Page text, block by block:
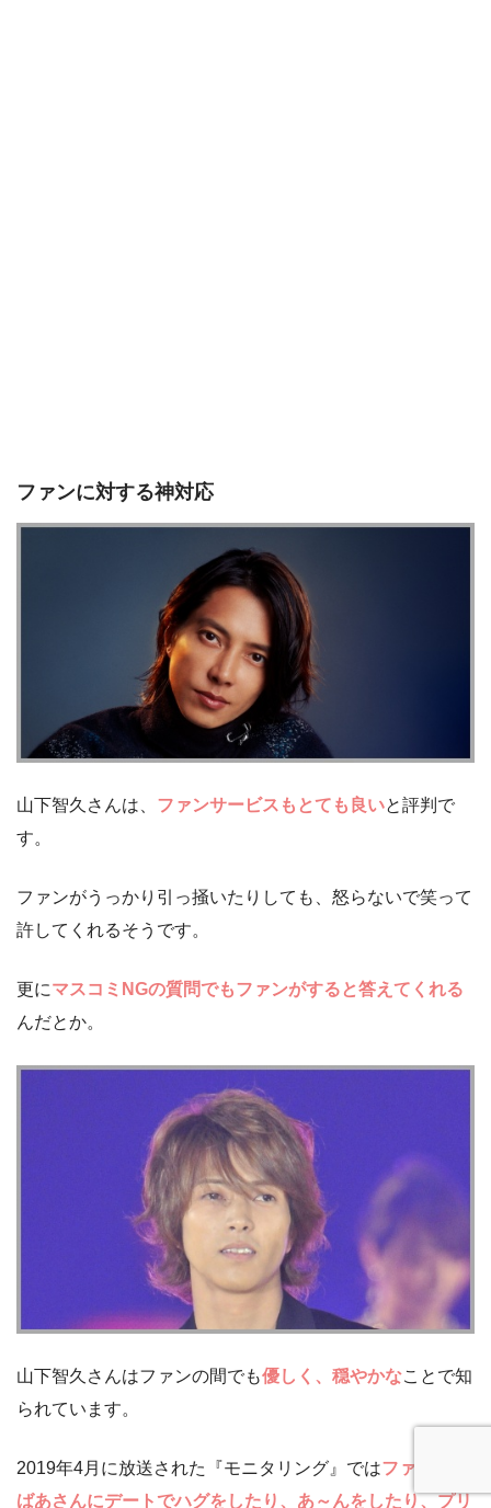
ファンに対する神対応
山下智久さんは、 ファンサービスもとても良いと評判で
す。
ファンがうっかり引っ掻いたりしても、怒らないで笑って
許してくれるそうです。
更にマスコミNGの質問でもファンがすると答えてくれる
んだとか。
山下智久さんはファンの間でも優しく、穏やかなことで知
られています。
2019年4月に放送された『モニタリング』ではファンのお
ばあさんにデートでハグをしたり、あ～んをしたり、プリ